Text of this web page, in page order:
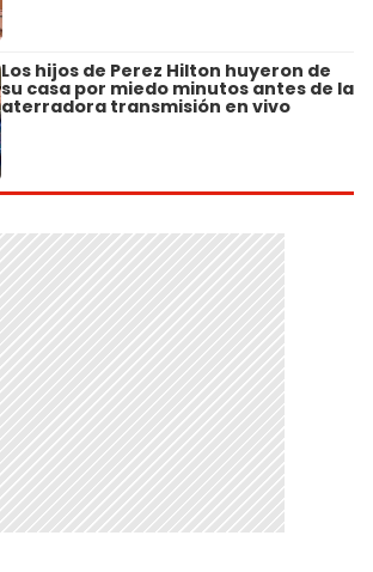
Los hijos de Perez Hilton huyeron de
su casa por miedo minutos antes de la
aterradora transmisión en vivo